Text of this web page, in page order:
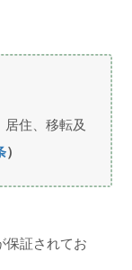
住、移転及
）
保証されてお